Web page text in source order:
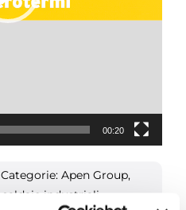
00:20
Categorie: Apen Group,
caldaie industriali